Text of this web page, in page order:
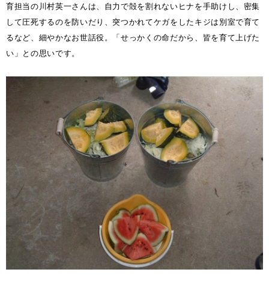
育担当の川村英一さんは、自力で殻を割れないヒナを手助けし、密集
して圧死するのを防いだり、突つかれてケガをしたキジは別室で育て
るなど、細やかなお世話役。「せっかくの命だから、皆を育て上げた
い」との思いです。